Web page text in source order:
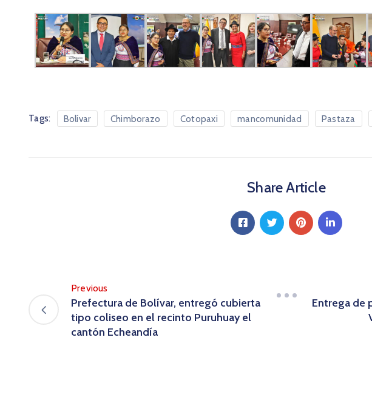
Tags: Bolívar Chimborazo Cotopaxi mancomunidad Pastaza
Share Article
Previous
Prefectura de Bolívar, entregó cubierta
tipo coliseo en el recinto Puruhuay el
cantón Echeandía
Entrega de